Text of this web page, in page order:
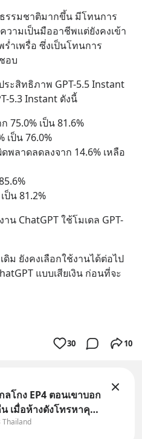
รรมชาติมากขึ้น มีโทนการ
ามเป็นมืออาชีพแต่ยังคงเข้า
ำเพรื่อ ซึ่งเป็นโทนการ
อบ
ะสิทธิภาพ GPT-5.5 Instant
5.3 Instant ดังนี้
75.0% เป็น 81.6%
เป็น 76.0%
พลาดลดลงจาก 14.6% เหลือ
ป็น 81.2%
น ChatGPT ใช้โมเดล GPT-
ดิม ยังคงเลือกใช้งานได้ต่อไป
แบบเสียเงิน ก่อนที่จะ
30 10
ลโกง EP4 ตอนเขาบอก
น เมื่อห้างดังโทรหาคุณ
รื่องเคลมสินค้าแล้ว
Thailand